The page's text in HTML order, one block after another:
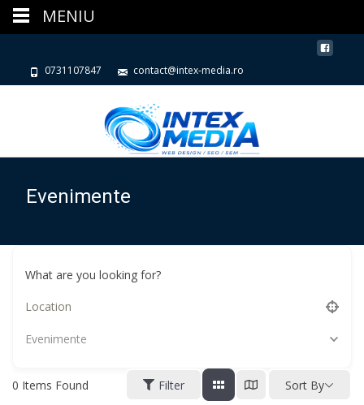
0731107847 contact@intex-media.ro
Evenimente
What are you looking for?
Evenimente
0 Items Found Filter Sort By
MENIU